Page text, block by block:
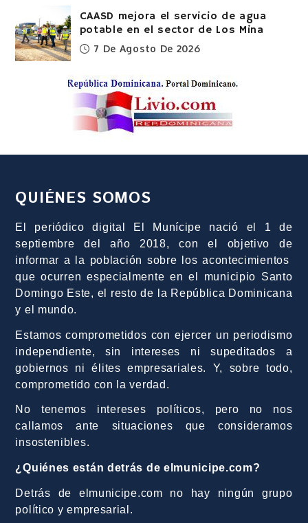
CAASD mejora el servicio de agua
potable en el sector de Los Mina
7 De Agosto De 2026
QUIÉNES SOMOS
El periódico digital El Munícipe nació el 1 de
septiembre del año 2018, con el objetivo de
informar a la población sobre los acontecimientos
que ocurren especialmente en el municipio Santo
Domingo Este, el resto de la República Dominicana
y el mundo.
Estamos comprometidos con ejercer un periodismo
independiente, sin intereses ni supeditados a
gobiernos ni élites empresariales. Y, sobre todo,
comprometido con la verdad.
No tenemos intereses políticos, pero no nos
callamos ante situaciones que consideramos
insostenibles.
¿Quiénes están detrás de elmunicipe.com?
Detrás de elmunicipe.com no hay ningún grupo
político y empresarial.